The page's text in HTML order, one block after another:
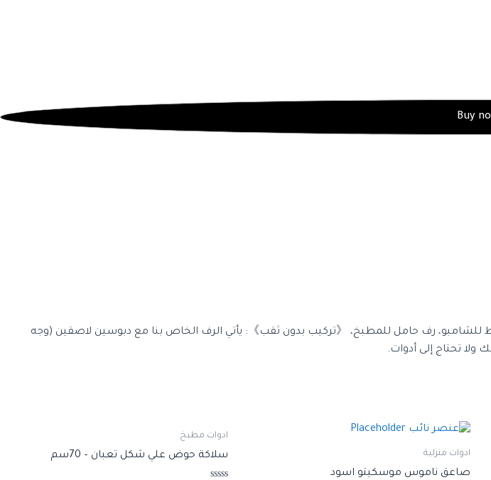
Buy
للشامبو، رف حامل للمطبخ، 《تركيب بدون ثقب》: يأتي الرف الخاص بنا مع دبوسين لاصقين (وجه
تحتاج إلى أدوات.
ادوات منزلية
صاعق ناموس موسكيتو اسود
ادوات مطبخ
سلاكة حوض علي شكل تعبان – 70سم